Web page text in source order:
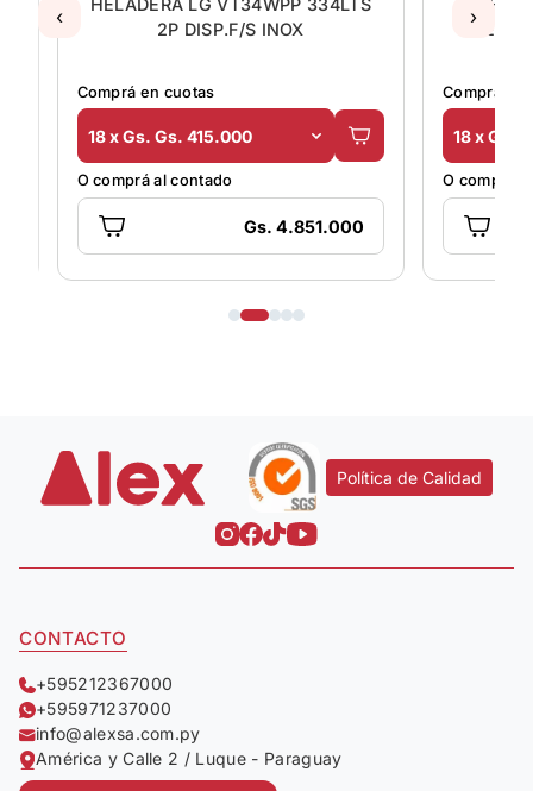
334LTS
S INOX
Gs. 4.851.000
HELADERA ELECTROLUX
RE31/RE32 1P 240LTS F/H BL
18 x Gs. Gs. 169.000
O comprá al contado
Gs. 2.690.000
‹ ›
Política de Calidad
CONTACTO
+595212367000
+595971237000
info@alexsa.com.py
América y Calle 2 / Luque - Paraguay